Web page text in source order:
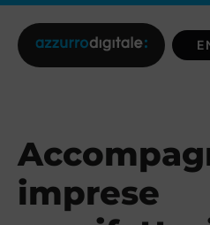
imprese